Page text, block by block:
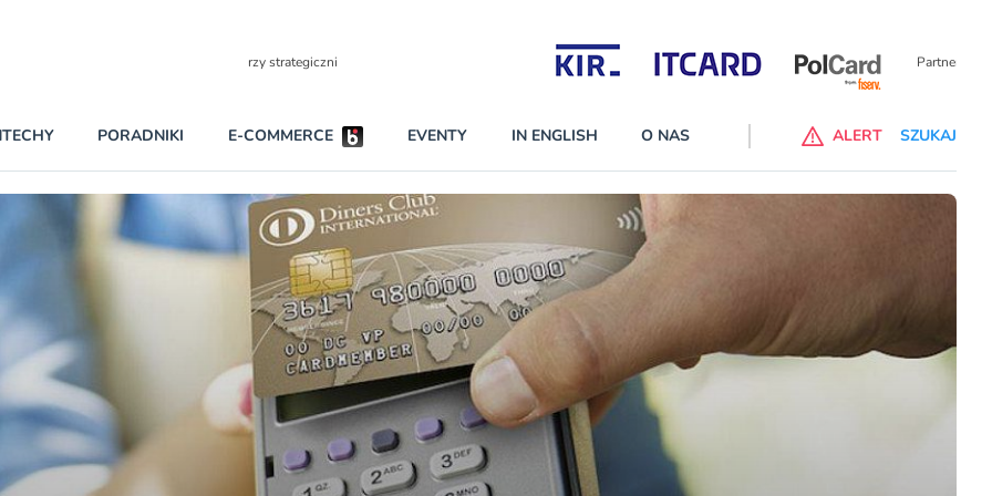
Partnerzy wspierający
BEZPIECZEŃSTWO
INNI NAPISALI
PRAWO
RAPORTY SPECJALNE
NAJCZĘŚCIEJ CZYTANE
Darmowy dostęp do ChataGPT Go dla klientów Revoluta. Nowy benefit we
wszystkich planach
W najniższych planach – Standard i Plus – z usługi będzie można korzsytać za
darmo przez trzy miesiące
Czytaj więcej
PORADNIKI E-COMMERCE EVENTY IN ENGLISH O NAS ALERT SZUKAJ